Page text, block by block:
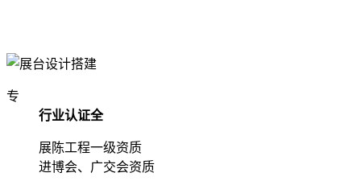
专
行业认证全
展陈工程一级资质
进博会、广交会资质